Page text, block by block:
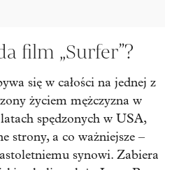
film „Surfer”?
się w całości na jednej z
życiem mężczyzna w
spędzonych w USA,
strony, a co ważniejsze –
synowi. Zabiera